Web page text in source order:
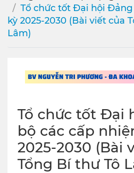
Tổ chức tốt Đại hội
kỳ 2025-2030 (Bài viết của
Lâm)
Tổ chức tốt Đại
bộ các cấp
2025-2030 (Bài
Tổng Bí thư Tô